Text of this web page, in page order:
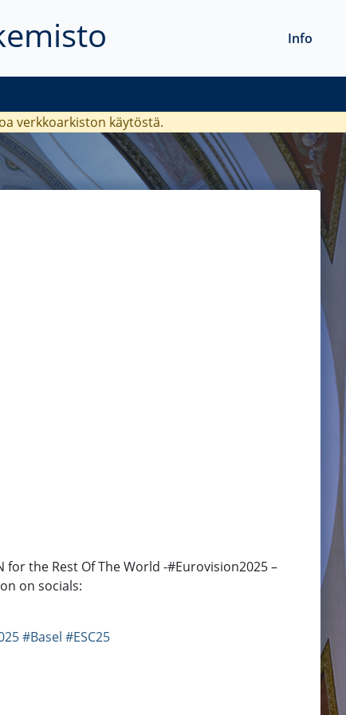
Info
verkkoarkiston käytöstä.
the Rest Of The World -​ #Eurovision2025 –
on socials:
#Basel #ESC25